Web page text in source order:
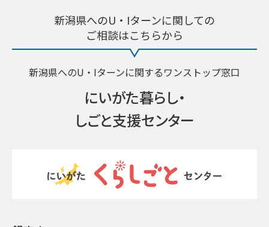
新潟県へのU・Iターンに関しての
ご相談はこちらから
新潟県へのU・Iターンに関するワンストップ窓口
にいがた暮らし・
しごと支援センター